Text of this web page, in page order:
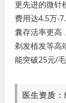
更先进的微针
费用达4.5万-
囊存活率更高
剃发植发等高
能突破25元/
医生资质